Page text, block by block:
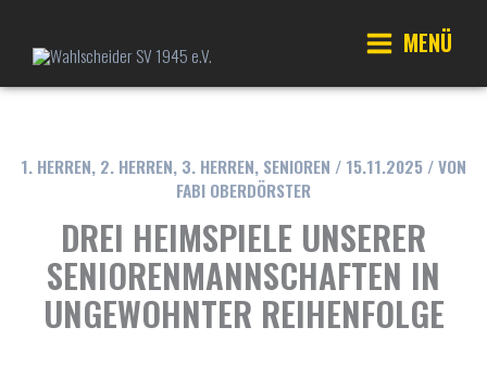
springen
Main
MENÜ
1. HERREN, 2. HERREN, 3. HERREN, SENIOREN / 15.11.2025 / VON
FABI OBERDÖRSTER
DREI HEIMSPIELE UNSERER
SENIORENMANNSCHAFTEN IN
UNGEWOHNTER REIHENFOLGE